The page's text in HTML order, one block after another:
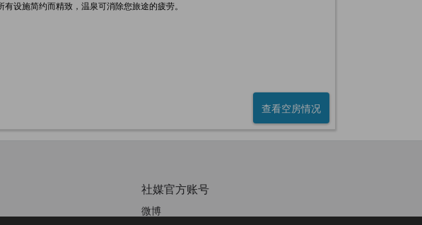
设施简约而精致，温泉可消除您旅途的疲劳。
查看空房情况
社媒官方账号
微博